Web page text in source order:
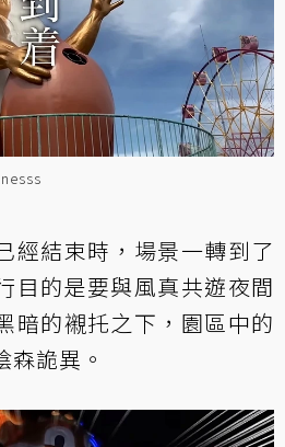
經結束時，場景一轉到了
目的是要與風真共遊夜間
暗的襯托之下，園區中的
詭異。